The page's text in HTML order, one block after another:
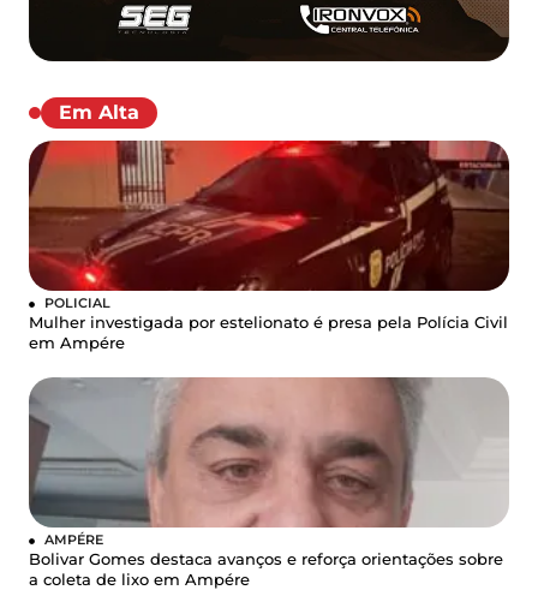
Em Alta
POLICIAL
Mulher investigada por estelionato é presa pela Polícia Civil
em Ampére
AMPÉRE
Bolivar Gomes destaca avanços e reforça orientações sobre
a coleta de lixo em Ampére